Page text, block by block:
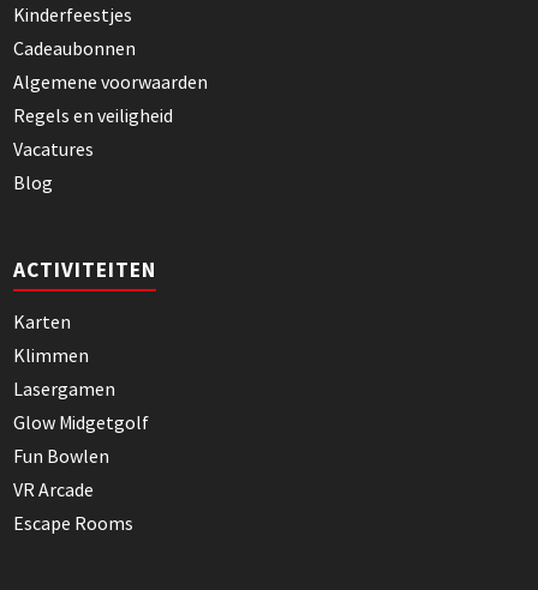
Kinderfeestjes
Cadeaubonnen
Algemene voorwaarden
Regels en veiligheid
Vacatures
Blog
ACTIVITEITEN
Karten
Klimmen
Lasergamen
Glow Midgetgolf
Fun Bowlen
VR Arcade
Escape Rooms